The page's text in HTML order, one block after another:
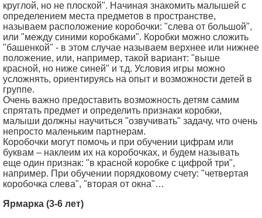
круглой, но не плоской". Начиная знакомить малышей с
определением места предметов в пространстве,
называем расположение коробочки: "слева от большой",
или "между синими коробками". Коробки можно сложить
"башенкой" - в этом случае называем верхнее или нижнее
положение, или, например, такой вариант: "выше
красной, но ниже синей" и т.д. Условия игры можно
усложнять, ориентируясь на опыт и возможности детей в
группе.
Очень важно предоставить возможность детям самим
спрятать предмет и определить признаки коробки,
малыши должны научиться "озвучивать" задачу, что очень
непросто маленьким партнерам.
Коробочки могут помочь и при обучении цифрам или
буквам – наклеим их на коробочках, и будем называть
еще один признак: "в красной коробке с цифрой три",
например. При обучении порядковому счету: "четвертая
коробочка слева", "вторая от окна"…
Ярмарка (3-6 лет)